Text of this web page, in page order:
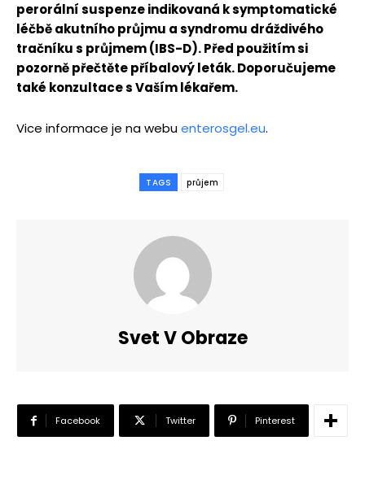
perorální suspenze indikovaná k symptomatické
léčbě akutního průjmu a syndromu dráždivého
tračníku s průjmem (IBS-D). Před použitím si
pozorně přečtěte příbalový leták. Doporučujeme
také konzultace s Vaším lékařem.
Vice informace je na webuenterosgel.eu.
TAGS průjem
Svet V Obraze
Facebook Twitter Pinterest